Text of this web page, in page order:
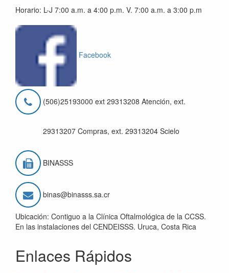
Horario: L-J 7:00 a.m. a 4:00 p.m. V. 7:00 a.m. a 3:00 p.m
Facebook
(506)25193000 ext 29313208 Atención, ext.
29313207 Compras, ext. 29313204 Scielo
BINASSS
binas@binasss.sa.cr
Ubicación: Contiguo a la Clínica Oftalmológica de la CCSS.
En las instalaciones del CENDEISSS. Uruca, Costa Rica
Enlaces Rápidos